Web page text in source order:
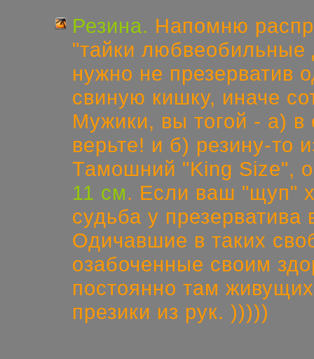
Резина. Напомню
"тайки любвеобильные
нужно не презерватив
свиную кишку, иначе
Мужики, вы тогой - а) в
верьте! и б) резину-то
Тамошний "King Size",
11 см. Если ваш "щуп"
судьба у презерватива
Одичавшие в таких
озабоченные своим
постоянно там
презики из рук. )))))